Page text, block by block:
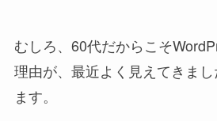
むしろ、60代だからこそ
理由が、最近よく見えてきま
ます。